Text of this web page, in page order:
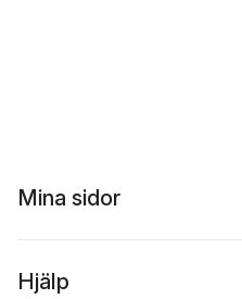
Mina sidor
Hjälp